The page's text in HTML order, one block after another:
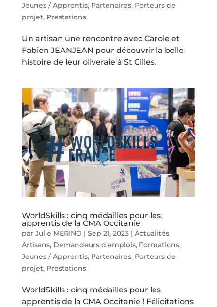
Jeunes / Apprentis, Partenaires, Porteurs de
projet, Prestations
Un artisan une rencontre avec Carole et
Fabien JEANJEAN pour découvrir la belle
histoire de leur oliveraie à St Gilles.
WorldSkills : cinq médailles pour les
apprentis de la CMA Occitanie
par Julie MERINO | Sep 21, 2023| Actualités,
Artisans, Demandeurs d'emplois, Formations,
Jeunes / Apprentis, Partenaires, Porteurs de
projet, Prestations
WorldSkills : cinq médailles pour les
apprentis de la CMA Occitanie ! Félicitations